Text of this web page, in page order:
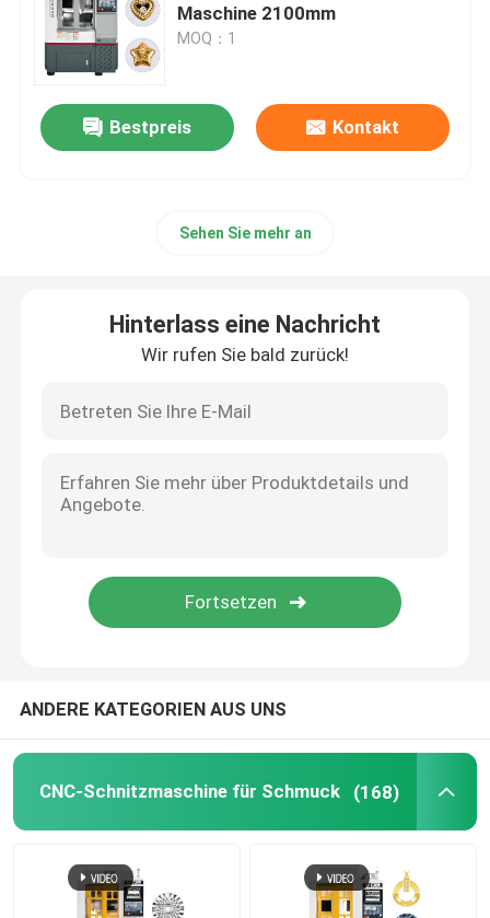
Blog
CNC-Fräsmaschine für Zahnlabor
Maschine 2100mm
MOQ：1
Bestpreis Kontakt
Sehen Sie mehr an
Hinterlass eine Nachricht
Wir rufen Sie bald zurück!
ANDERE KATEGORIEN AUS UNS
CNC-Schnitzmaschine für Schmuck (168)